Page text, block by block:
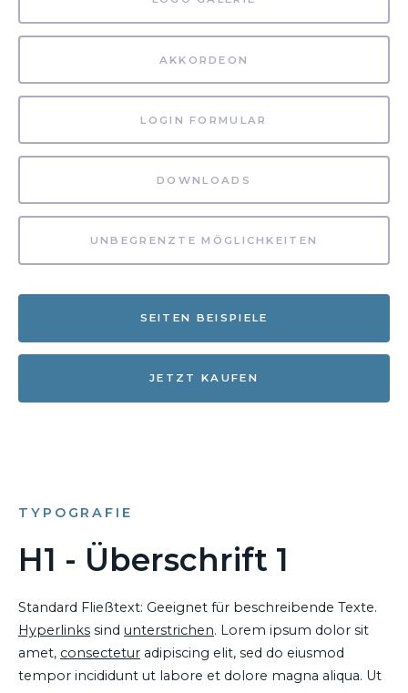
AKKORDEON
LOGIN FORMULAR
DOWNLOADS
UNBEGRENZTE MÖGLICHKEITEN
SEITEN BEISPIELE
JETZT KAUFEN
TYPOGRAFIE
H1 - Überschrift 1
Standard Fließtext: Geeignet für beschreibende Texte.
Hyperlinks sind unterstrichen. Lorem ipsum dolor sit
amet, consectetur adipiscing elit, sed do eiusmod
tempor incididunt ut labore et dolore magna aliqua. Ut